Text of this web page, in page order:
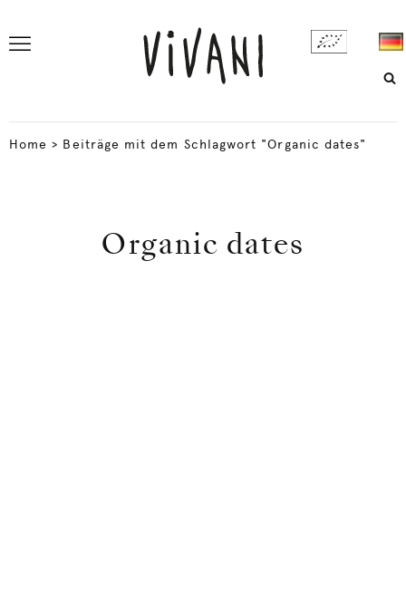
Home > Beiträge mit dem Schlagwort "Organic dates"
Organic dates